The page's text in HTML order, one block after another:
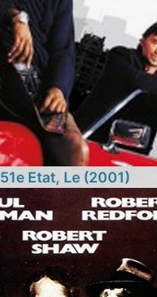
51e Etat, Le (2001)